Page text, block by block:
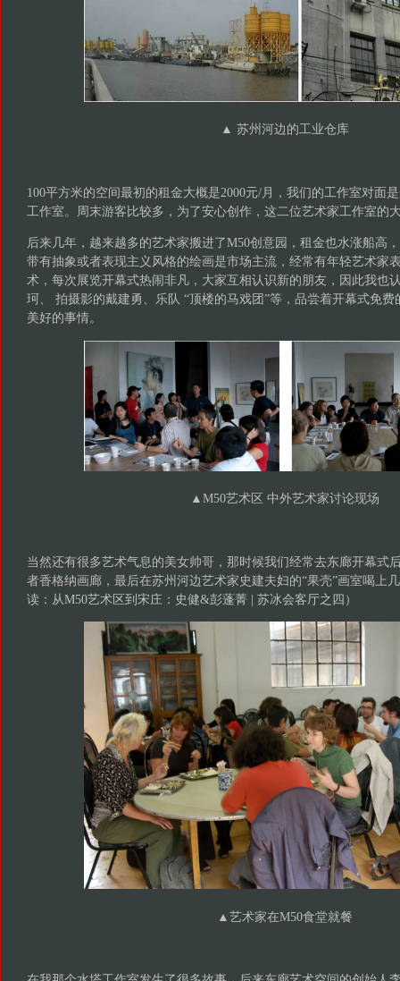
▲ 苏州河边的工业仓库
100平方米的空间最初的租金大概是2000元/月，我们的工作室对面
工作室。周末游客比较多，为了安心创作，这二位艺术家工作室的
后来几年，越来越多的艺术家搬进了M50创意园，租金也水涨船高
带有抽象或者表现主义风格的绘画是市场主流，经常有年轻艺术家
术，每次展览开幕式热闹非凡，大家互相认识新的朋友，因此我也
珂、 拍摄影的戴建勇、乐队 “顶楼的马戏团”等，品尝着开幕式免
美好的事情。
▲ M50艺术区 中外艺术家讨论现场
当然还有很多艺术气息的美女帅哥，那时候我们经常去东廊开幕式
者香格纳画廊，最后在苏州河边艺术家史建夫妇的“果壳”画室喝上
读： 从M50艺术区到宋庄：史健&彭蓬菁 | 苏冰会客厅之四 ）
▲ 艺术家在M50食堂就餐